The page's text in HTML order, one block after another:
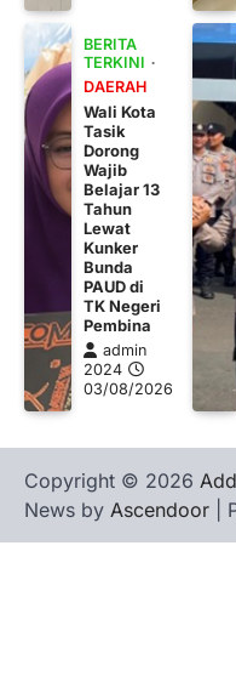
BERITA
TERKINI
DAERAH
Wali Kota
Tasik
Dorong
Wajib
Belajar 13
Tahun
Lewat
Kunker
Bunda
PAUD di
TK Negeri
Pembina
admin
2024
03/08/2026
Copyright © 2026
News by Ascendoor |